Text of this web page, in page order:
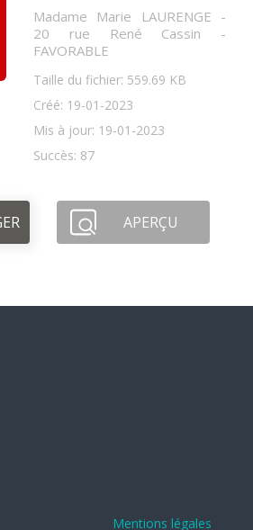
Madame Marie LAURENGE -
20 rue René Cassin -
FAVORABLE
Taille du fichier: 559.69 KB
Créé: 19-01-2023
Mis à jour: 19-01-2023
Succès: 87
APERÇU
Mentions légales